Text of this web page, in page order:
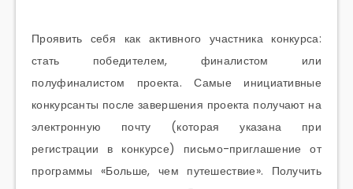
Проявить себя как активного участника конкурса:
стать победителем, финалистом или
полуфиналистом проекта. Самые инициативные
конкурсанты после завершения проекта получают на
электронную почту (которая указана при
регистрации в конкурсе) письмо-приглашение от
программы «Больше, чем путешествие». Получить